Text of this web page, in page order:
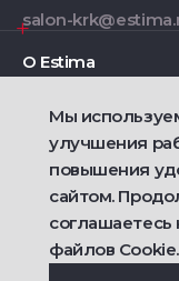
salon-
О Estima
Дизайнерам
Фирменные
2021 — 2026 ©
Политика
Договор
Мы
улучшения
повышения
сайтом.
соглашаетесь
файлов Cookie.